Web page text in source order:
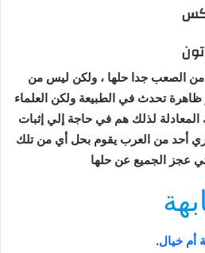
من الصعب جدا حلها ، ولكن ليس من
تحدث في الطبيعة ولكن العلماء
لذلك هم في حاجة إلي إثبات
أحد من العرب يقوم بحل أي من تلك
عجز الجميع عن حلها
أم خيال.